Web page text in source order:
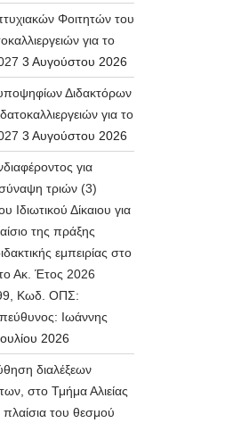
Φοιτητών του
για το
3 Αυγούστου 2026
Διδακτόρων
για το
3 Αυγούστου 2026
για
τριών (3)
Δίκαιου για
της πράξης
εμπειρίας στο
Ακ. Έτος 2026
Κωδ. ΟΠΣ:
Ιωάννης
2026
διαλέξεων
στο Τμήμα Αλιείας
πλαίσια του θεσμού